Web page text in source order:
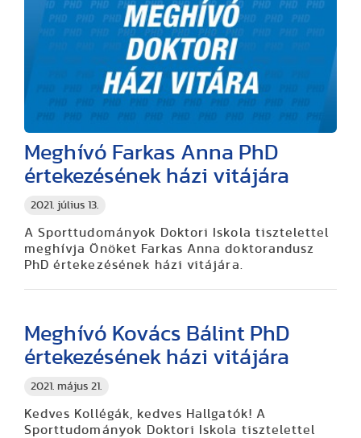
2021. július 13.
Meghívó Farkas Anna PhD
értekezésének házi vitájára
A Sporttudományok Doktori Iskola tisztelettel
meghívja Önöket Farkas Anna doktorandusz
PhD értekezésének házi vitájára.
2021. május 21.
Meghívó Kovács Bálint PhD
értekezésének házi vitájára
Kedves Kollégák, kedves Hallgatók! A
Sporttudományok Doktori Iskola tisztelettel